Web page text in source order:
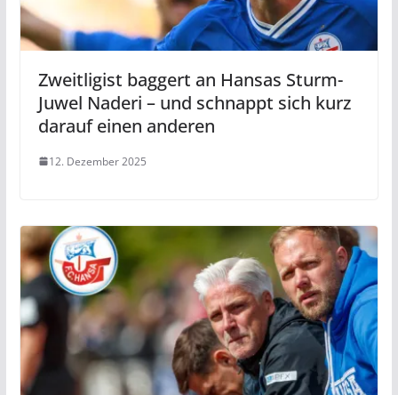
Zweitligist baggert an Hansas Sturm-
Juwel Naderi – und schnappt sich kurz
darauf einen anderen
12. Dezember 2025